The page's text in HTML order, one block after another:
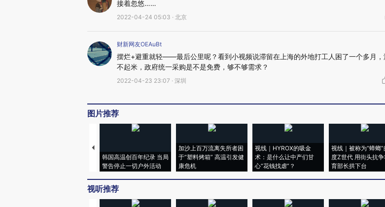
接着忽悠……
2022-04-24 05:03 · 北京
财新网友OEAuBt
摆烂+避重就轻——最后公里呢？看到小视频说滞留在上海的外地打工人困了一个多月，
不起米，政府统一采购是不是免费，够不够需求？
2022-04-23 23:07 · 深圳
图片推荐
韩国高温创百年纪录 当局
警告停止一切户外活动
加沙上百万流离失所者困
于“塑料烤箱” 高温引发健
康危机
视线｜HYROX的吸金
术：是什么让中产们甘
心“花钱找虐”？
视线｜被称为“蟑螂”
度Z世代 用街头抗
育部长拱下台
视听推荐